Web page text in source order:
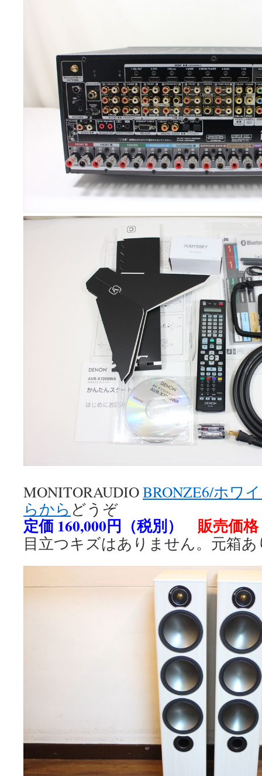
MONITORAUDIOBRONZE6/ホワ
らから どうぞ
定価 160,000円（税別） 販売価
目立つキズはありません。元箱